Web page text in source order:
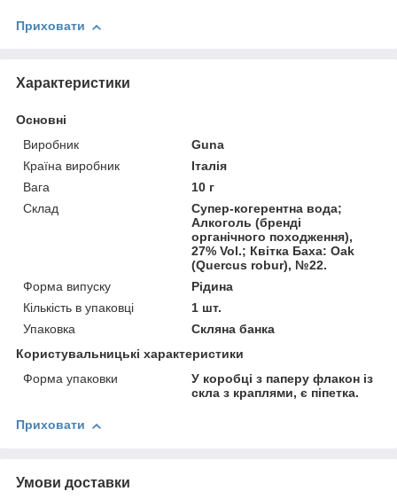
Приховати
Характеристики
Основні
Виробник
Guna
Країна виробник
Італія
Вага
10 г
Склад
Супер-когерентна вода;
Алкоголь (бренді
органічного походження),
27% Vol.; Квітка Баха: Oak
(Quercus robur), №22.
Форма випуску
Рідина
Кількість в упаковці
1 шт.
Упаковка
Скляна банка
Користувальницькі характеристики
Форма упаковки
У коробці з паперу флакон із
скла з краплями, є піпетка.
Приховати
Умови доставки